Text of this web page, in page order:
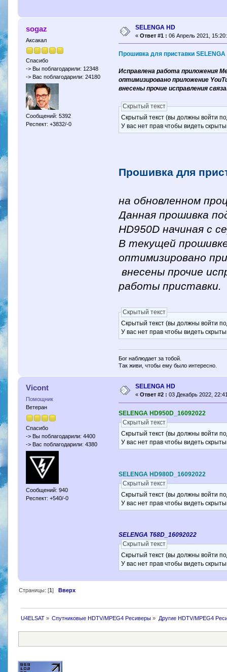
sogaz
Аксакал
Спасибо
-> Вы поблагодарили: 12348
-> Вас поблагодарили: 24180
Сообщений: 5392
Респект: +3832/-0
SELENGA HD
« Ответ #1 : 06 Апрель 2021,
Прошивка для приставки
Исправлена работа приложения
оптимизировано приложение
внесены прочие исправления
Скрытый текст
Скрытый текст (вы должны войти
У вас нет прав чтобы видеть
Прошивка для
на обновленном
Данная прошивка
HD950D начиная с
В текущей
оптимизировано
внесены прочие
работы приставки.
Скрытый текст
Скрытый текст (вы должны войти
У вас нет прав чтобы видеть
Бог наблюдает за тобой.
Так живи, чтобы ему было интересно.
Vicont
Помощник
Ветеран
Спасибо
-> Вы поблагодарили: 4400
-> Вас поблагодарили: 4380
Сообщений: 940
Респект: +540/-0
SELENGA HD
« Ответ #2 : 03 Декабрь 2022,
SELENGA HD950D_16092022
Скрытый текст
Скрытый текст (вы должны войти
У вас нет прав чтобы видеть
SELENGA HD980D_16092022
Скрытый текст
Скрытый текст (вы должны войти
У вас нет прав чтобы видеть
SELENGA T68D_16092022
Скрытый текст
Скрытый текст (вы должны войти
У вас нет прав чтобы видеть
Страницы: [1 ] Вверх
U4ELSAT» Спутниковые HDTV/MPEG4 Ресиверы » Другие HDTV/MPEG4